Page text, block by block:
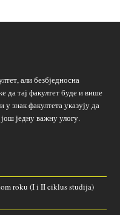
али безбједносна
да тај факултет буде и више
знак факултета указују да
једну важну улогу.
roku (I i II ciklus studija)